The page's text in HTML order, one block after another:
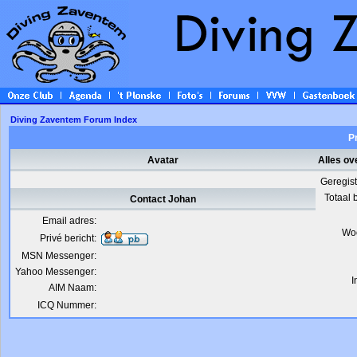
Diving Zaventem Forum Index
Avatar
Alles
Totaal
Contact Johan
Email adres:
Privé bericht:
MSN Messenger:
Yahoo Messenger:
AIM Naam:
ICQ Nummer: